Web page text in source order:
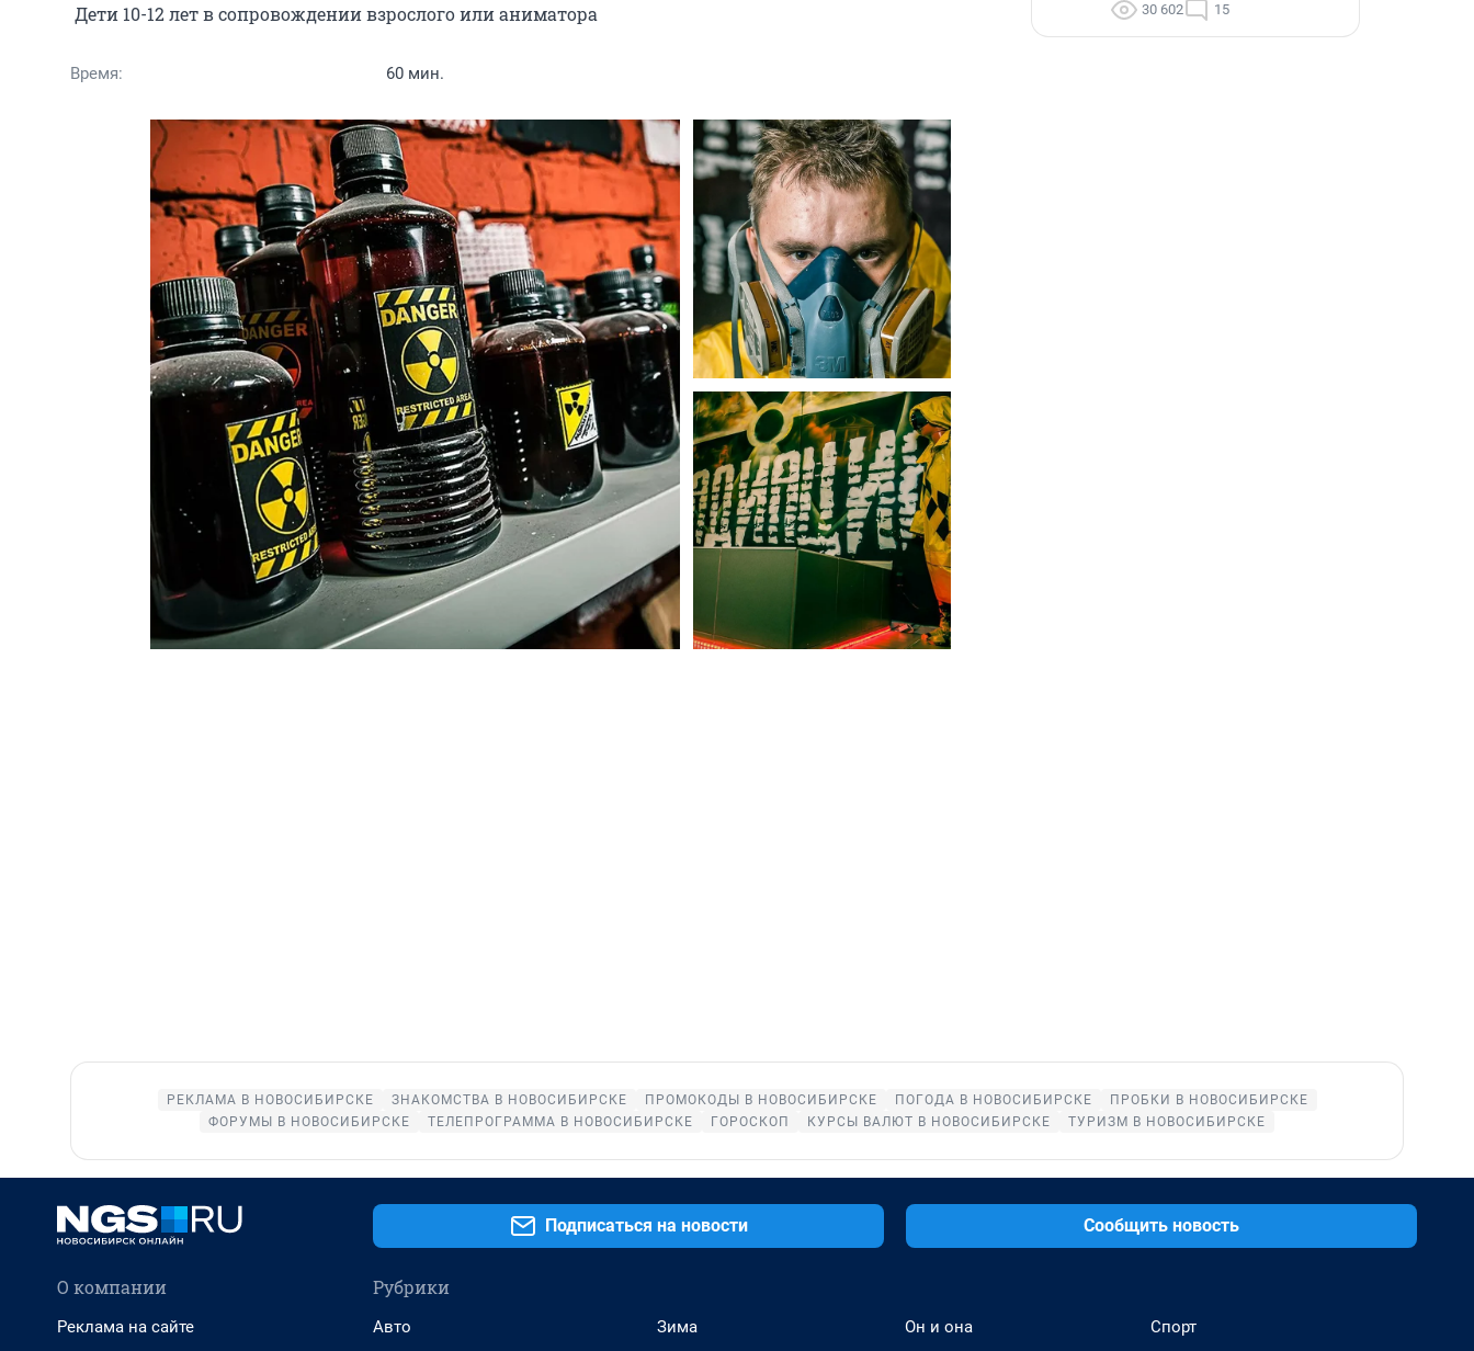
Дети 10-12 лет в сопровождении взрослого или аниматора
Время: 60 мин.
30 602 15
РЕКЛАМА В НОВОСИБИРСКЕ ЗНАКОМСТВА В НОВОСИБИРСКЕ ПРОМОКОДЫ В НОВОСИБИРСКЕ ПОГОДА В НОВОСИБИРСКЕ
ПРОБКИ В НОВОСИБИРСКЕ
ФОРУМЫ В НОВОСИБИРСКЕ
ТЕЛЕПРОГРАММА В НОВОСИБИРСКЕ ГОРОСКОП КУРСЫ ВАЛЮТ В НОВОСИБИРСКЕ ТУРИЗМ В НОВОСИБИРСКЕ
Подписаться на новости Сообщить новость
О компании
Реклама на сайте
Рубрики
Авто
Зима
Он и она
Спорт